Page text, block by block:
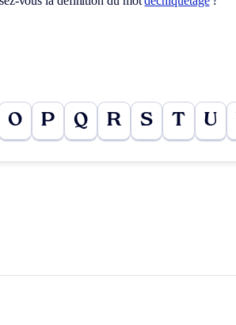
O P Q R S T U